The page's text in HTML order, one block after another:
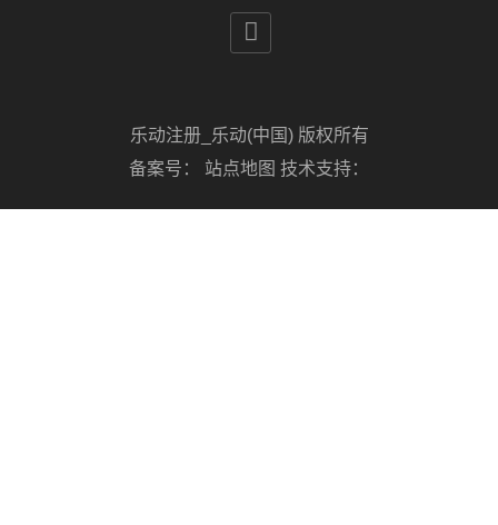

乐动注册_乐动(中国) 版权所有
备案号： 站点地图 技术支持：